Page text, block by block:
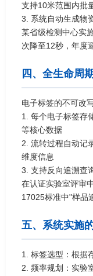
支持10米范围内批
3. 系统自动生成物
某省级检测中心实
次降至12秒，年度
四、全生命周
电子标签的不可改
1. 每个电子标签存
等核心数据
2. 流转过程自动记
维度信息
3. 支持反向追溯查
在认证实验室评审
17025标准中"样品
五、系统实施
1. 标签选型：根据
2. 频率规划：实验